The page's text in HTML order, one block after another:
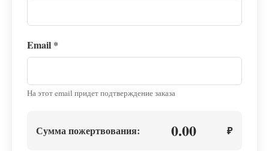
Email *
На этот email придет подтверждение заказа
Сумма пожертвования: 0.00 ₽